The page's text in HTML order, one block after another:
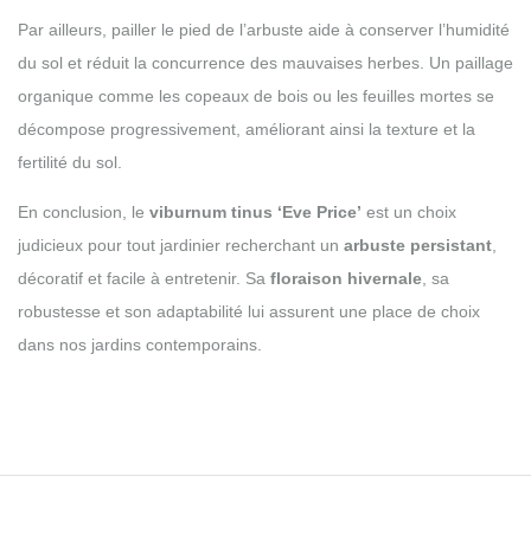
Par ailleurs, pailler le pied de l’arbuste aide à conserver l’humidité
du sol et réduit la concurrence des mauvaises herbes. Un paillage
organique comme les copeaux de bois ou les feuilles mortes se
décompose progressivement, améliorant ainsi la texture et la
fertilité du sol.
En conclusion, le viburnum tinus ‘Eve Price’ est un choix
judicieux pour tout jardinier recherchant un arbuste persistant
décoratif et facile à entretenir. Sa floraison hivernale , sa
robustesse et son adaptabilité lui assurent une place de choix
dans nos jardins contemporains.